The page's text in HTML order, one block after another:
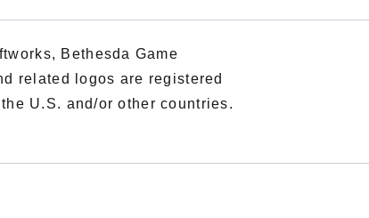
Bethesda Game
related logos are registered
U.S. and/or other countries.